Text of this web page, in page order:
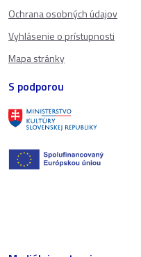
Ochrana osobných údajov
Vyhlásenie o prístupnosti
Mapa stránky
S podporou